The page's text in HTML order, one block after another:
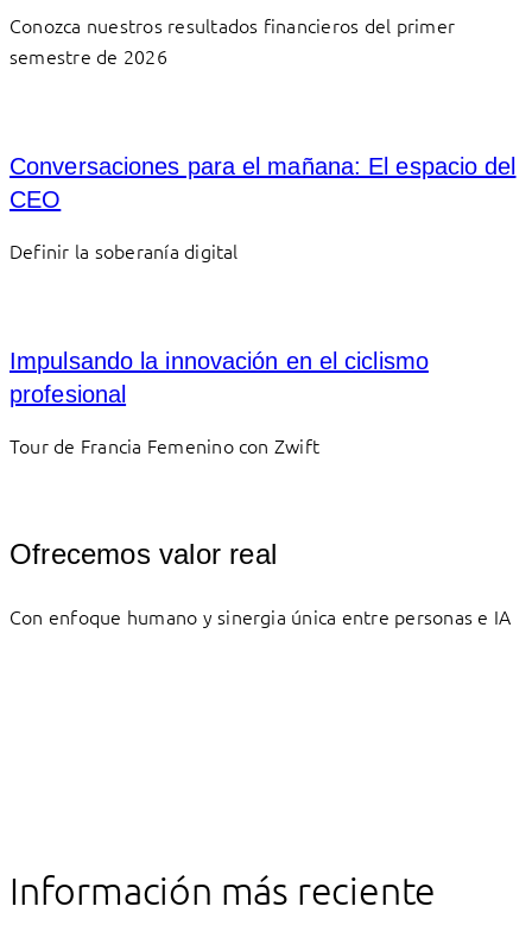
Conozca nuestros resultados financieros del primer
semestre de 2026
Conversaciones para el mañana: El espacio del
CEO
Definir la soberanía digital
Impulsando la innovación en el ciclismo
profesional
Tour de Francia Femenino con Zwift
Ofrecemos valor real
Con enfoque humano y sinergia única entre personas e IA
Información más reciente